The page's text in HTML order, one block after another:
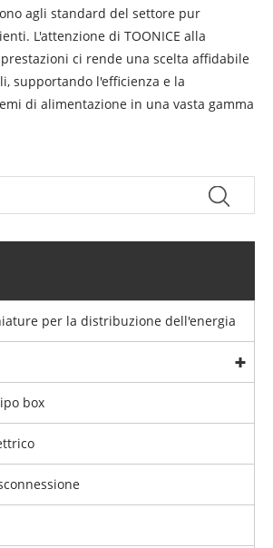
agli standard del settore pur
L'attenzione di TOONICE alla
ci rende una scelta affidabile
supportando l'efficienza e la
di alimentazione in una vasta gamma
per la distribuzione dell'energia
box